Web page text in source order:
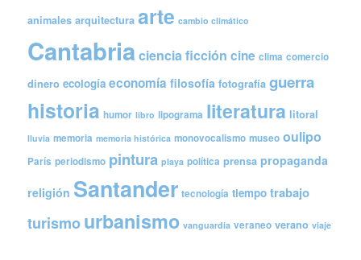
animales arquitectura arte cambio climático
Cantabriaciencia ficción cine clima comercio
dinero ecología economía filosofía fotografía guerra
historia humor libro lipograma literatura litoral
lluvia memoria memoria histórica monovocalismo museo oulipo
París periodismo pintura playa política prensa propaganda
religión Santander tecnología tiempo trabajo
turismourbanismo vanguardia veraneo verano viaje